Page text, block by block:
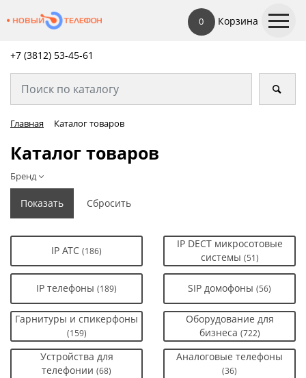
0 Корзина
+7 (3812) 53-45-61
Главная Каталог товаров
Каталог товаров
Бренд
IP АТС (186)
IP DECT микросотовые
системы (51)
IP телефоны (189) SIP домофоны (56)
Гарнитуры и спикерфоны
(159)
Оборудование для
бизнеса (722)
Устройства для
телефонии (68)
Аналоговые телефоны
(36)